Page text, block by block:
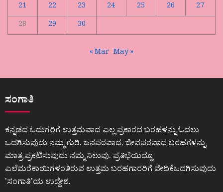
21
22 23 24 25 26
27
28
29 30
« Mar May »
ಸಂಗಾತಿ
ಕನ್ನಡದ ಓದುಗರಿಗೆ ಉತ್ತಮವಾದ ಎಲ್ಲ ಪ್ರಕಾರದ ಬರಹಳನ್ನು ಓದಲು
ಒದಗಿಸುವುದು ನಮ್ಮ ಗುರಿ. ಜನಪರವಾದ, ಜೀವಪರವಾದ ಬರಹಗಳನ್ನು
ಮಾತ್ರ ಪ್ರಕಟಿಸುವುದು ನಮ್ಮ ನಿಲುವು. ಪ್ರತಿಭೆಯಿದ್ದೂ
ಎಲೆಮರೆಕಾಯಿಗಳಂತಿರುವ ಉತ್ತಮ ಬರಹಗಾರರಿಗೆ ವೇದಿಕೆಒದಗಿಸುವುದು
ʼಸಂಗಾತಿʼಯ ಉದ್ದೇಶ.